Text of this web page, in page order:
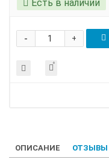
Есть в наличии
+
-
ОПИСАНИЕ ОТЗЫВЫ